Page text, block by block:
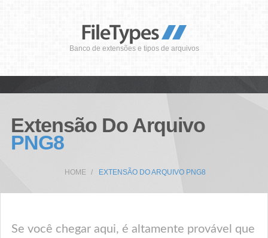
Banco de extensões e tipos de arquivos
Extensão Do Arquivo
PNG8
HOME EXTENSÃO DO ARQUIVO PNG8
Se você chegar aqui, é altamente provável que